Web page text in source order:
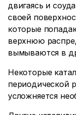
двигаясь и
своей
которые
верхнюю
вымываются в
Некоторые
периодической
усложняется